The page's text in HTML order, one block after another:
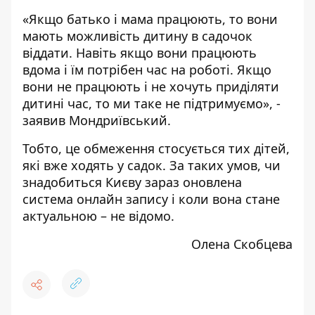
«Якщо батько і мама працюють, то вони
мають можливість дитину в садочок
віддати. Навіть якщо вони працюють
вдома і їм потрібен час на роботі. Якщо
вони не працюють і не хочуть приділяти
дитині час, то ми таке не підтримуємо», -
заявив Мондриївський.
Тобто, це обмеження стосується тих дітей,
які вже ходять у садок. За таких умов, чи
знадобиться Києву зараз оновлена
система онлайн запису і коли вона стане
актуальною – не відомо.
Олена Скобцева